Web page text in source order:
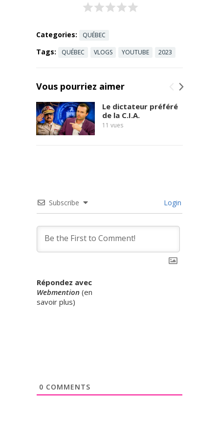
N0BbyPdWY
Tg/join
more
Categories: QUÉBEC
Tags: QUÉBEC VLOGS YOUTUBE 2023
Vous pourriez aimer
Le dictateur préféré
de la C.I.A.
11 vues
Subscribe Login
Répondez avec
Webmention (en
savoir plus)
0 COMMENTS